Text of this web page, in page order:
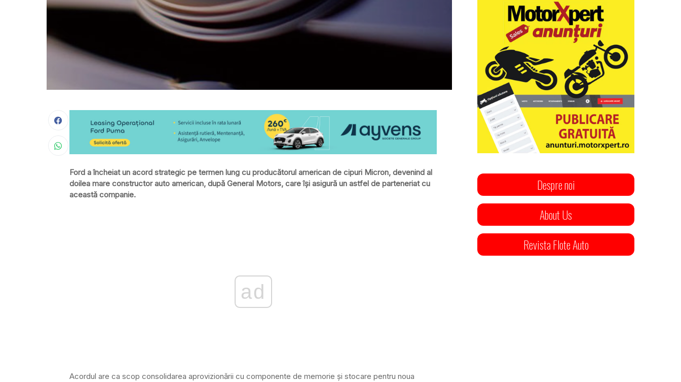
Ford a încheiat un acord strategic pe termen lung cu producătorul american de cipuri Micron, devenind al
doilea mare constructor auto american, după General Motors, care își asigură un astfel de parteneriat cu
această companie.
ad
Acordul are ca scop consolidarea aprovizionării cu componente de memorie și stocare pentru noua
Despre noi
About Us
Revista Flote Auto